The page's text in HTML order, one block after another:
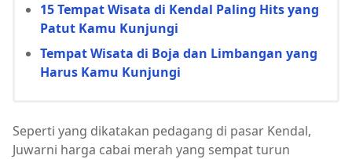
15 Tempat Wisata di Kendal Paling Hits yang
Patut Kamu Kunjungi
Tempat Wisata di Boja dan Limbangan yang
Harus Kamu Kunjungi
Seperti yang dikatakan pedagang di pasar Kendal,
Juwarni harga cabai merah yang sempat turun